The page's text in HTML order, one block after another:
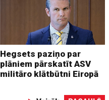
Hegsets paziņo par
plāniem pārskatīt ASV
militāro klātbūtni Eiropā